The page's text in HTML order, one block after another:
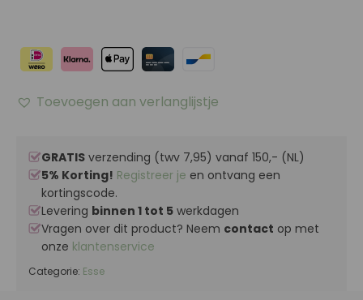
Toevoegen aan verlanglijstje
GRATIS verzending (twv 7,95) vanaf 150,- (NL)
5% Korting! Registreer je en ontvang een
kortingscode.
Levering binnen 1 tot 5 werkdagen
Vragen over dit product? Neem contact op met
onze klantenservice
Categorie: Esse